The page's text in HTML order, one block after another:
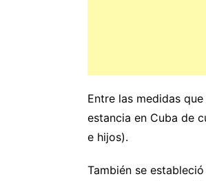
Entre las medidas
estancia en Cuba de
e hijos).
También se